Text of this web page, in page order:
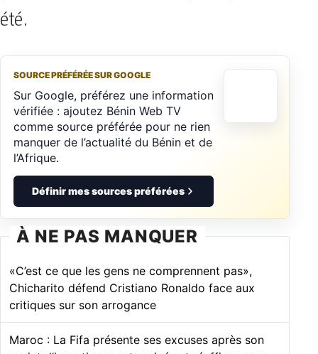
été.
SOURCE PRÉFÉRÉE SUR GOOGLE
Sur Google, préférez une information
vérifiée : ajoutez Bénin Web TV
comme source préférée pour ne rien
manquer de l’actualité du Bénin et de
l’Afrique.
Définir mes sources préférées
À NE PAS MANQUER
«C’est ce que les gens ne comprennent pas»,
Chicharito défend Cristiano Ronaldo face aux
critiques sur son arrogance
Maroc : La Fifa présente ses excuses après son